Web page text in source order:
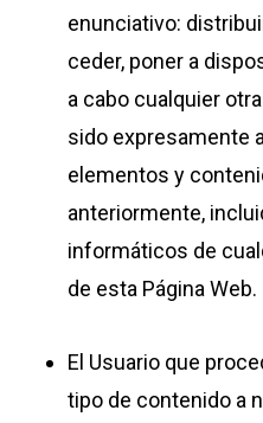
enunciativo:
ceder, poner a
a cabo cualquier
sido expresamente
elementos y
anteriormente,
informáticos de
de esta Página Web.
El Usuario que
tipo de contenido a